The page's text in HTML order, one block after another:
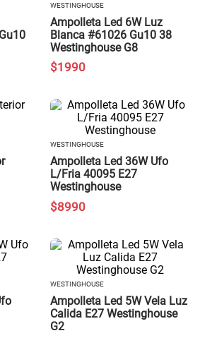
WESTINGHOUSE
Ampolleta Led 6W Luz
Blanca #61026 Gu10 38
Westinghouse G8
$1990
WESTINGHOUSE
Ampolleta Led 36W Ufo
L/Fria 40095 E27
Westinghouse
$8990
WESTINGHOUSE
Ampolleta Led 5W Vela Luz
Calida E27 Westinghouse
G2